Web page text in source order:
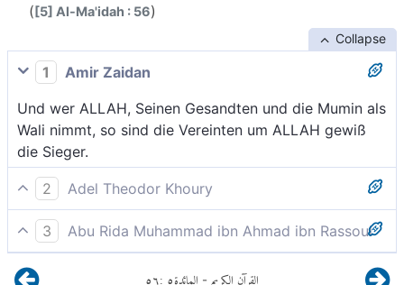
([5] Al-Ma'idah : 56)
Collapse
1
Amir Zaidan
Und wer ALLAH, Seinen Gesandten und die Mumin als
Wali nimmt, so sind die Vereinten um ALLAH gewiß
die Sieger.
2
Adel Theodor Khoury
Wer sich Gott und seinen Gesandten und diejenigen,
die glauben, zu Freunden nimmt (gehört zu ihnen);
Die Partei Gottes sind die Obsiegenden.
3
Abu Rida Muhammad ibn Ahmad ibn Rassoul
Und wer Allah und Seinen Gesandten und die
القرآن الكريم - المائدة٥:٥٦